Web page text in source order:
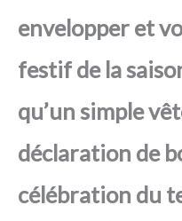
envelopper et
festif de la
qu’un simple
déclaration de
célébration du